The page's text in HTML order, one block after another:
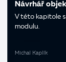
Návrhář
V této kapitole
modulu.
Michal Kaplík